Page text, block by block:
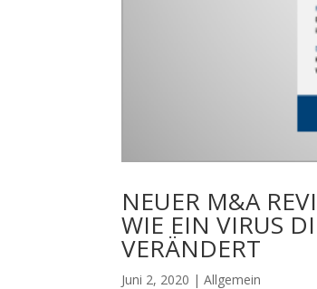
NEUER M&A
WIE EIN VIRUS
VERÄNDERT
Juni 2, 2020 |Allgemein